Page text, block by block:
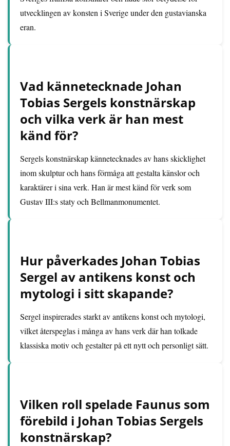
utvecklingen av konsten i Sverige under den gustavianska
eran.
Vad kännetecknade Johan
Tobias Sergels konstnärskap
och vilka verk är han mest
känd för?
Sergels konstnärskap kännetecknades av hans skicklighet
inom skulptur och hans förmåga att gestalta känslor och
karaktärer i sina verk. Han är mest känd för verk som
Gustav III:s staty och Bellmanmonumentet.
Hur påverkades Johan Tobias
Sergel av antikens konst och
mytologi i sitt skapande?
Sergel inspirerades starkt av antikens konst och mytologi,
vilket återspeglas i många av hans verk där han tolkade
klassiska motiv och gestalter på ett nytt och personligt sätt.
Vilken roll spelade Faunus som
förebild i Johan Tobias Sergels
konstnärskap?